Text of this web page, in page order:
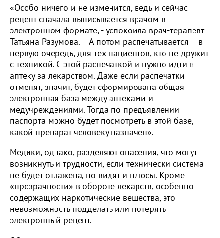
«Особо ничего и не изменится, ведь и сейчас
рецепт сначала выписывается врачом в
электронном формате, - успокоила врач-терапевт
Татьяна Разумова. – А потом распечатывается – в
первую очередь, для тех пациентов, кто не дружит
с техникой. С этой распечаткой и нужно идти в
аптеку за лекарством. Даже если распечатки
отменят, значит, будет сформирована общая
электронная база между аптеками и
медучреждениями. Тогда по предъявлении
паспорта можно будет посмотреть в этой базе,
какой препарат человеку назначен».
Медики, однако, разделяют опасения, что могут
возникнуть и трудности, если технически система
не будет отлажена, но видят и плюсы. Кроме
«прозрачности» в обороте лекарств, особенно
содержащих наркотические вещества, это
невозможность подделать или потерять
электронный рецепт.